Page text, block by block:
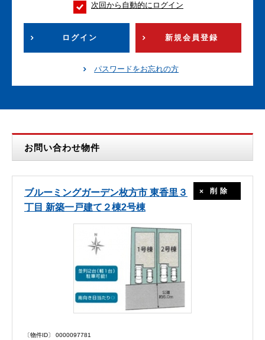
次回から自動的にログイン
ログイン 新規会員登録
パスワードをお忘れの方
お問い合わせ物件
ブルーミングガーデン枚方市 東香里３
丁目 新築一戸建て２棟2号棟
削除
〔物件ID〕 0000097781